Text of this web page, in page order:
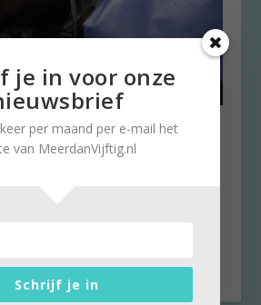
zelfs bij ‘The Fall’
je in voor onze
per maand per e-mail het
van MeerdanVijftig.nl
Schrijf je in